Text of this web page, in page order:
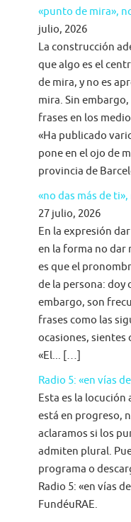
«punto de mira»,
julio, 2026
La construcción
que algo es el
de mira, y no es
mira. Sin
frases en los
«Ha publicado
pone en el ojo de
provincia de
«no das más de
27 julio, 2026
En la expresión
en la forma no dar
es que el
de la persona: doy
embargo, son
frases como las
ocasiones, sientes
«El... […]
Radio 5: «en vías
Esta es la locución
está en progreso,
aclaramos si los
admiten plural.
programa o
Radio 5: «en vías
FundéuRAE.